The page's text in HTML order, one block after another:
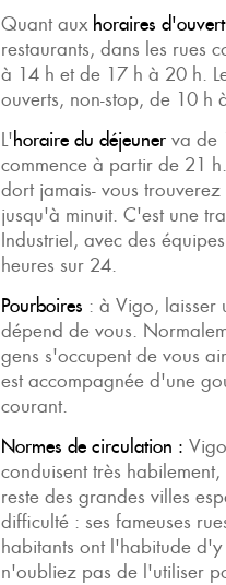
Quant aux horaires
restaurants, dans les rues
à 14 h et de 17 h à 20 h.
ouverts, non-stop, de 10 h
L'horaire du déjeuner va de
commence à partir de 21
dort jamais- vous
jusqu'à minuit. C'est une
Industriel, avec des
heures sur 24.
Pourboires : à Vigo, laisser
dépend de vous.
gens s'occupent de vous
est accompagnée d'une
courant.
Normes de circulation :
conduisent très
reste des grandes villes
difficulté : ses fameuses
habitants ont l'habitude
n'oubliez pas de l'utiliser